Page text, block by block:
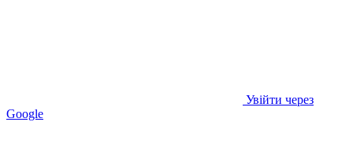
Увійти через
Google